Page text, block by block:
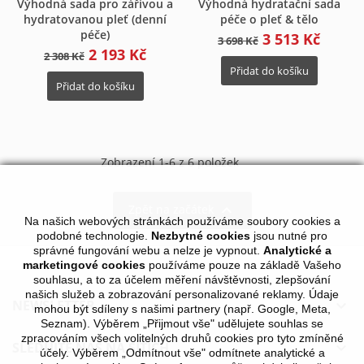
Výhodná sada pro zářivou a
hydratovanou pleť (denní
péče)
2 308 Kč 2 193 Kč
Přidat do košíku
Výhodná hydratační sada
péče o pleť & tělo
3 698 Kč 3 513 Kč
Přidat do košíku
Zobrazení 1-6 z 6 položek
NEWSLETTER 
SLEDUJTE NÁS NA SÍTÍCH 
Na našich webových stránkách používáme soubory cookies a
podobné technologie. Nezbytné cookies jsou nutné pro
správné fungování webu a nelze je vypnout. Analytické a
marketingové cookies používáme pouze na základě Vašeho
souhlasu, a to za účelem měření návštěvnosti, zlepšování
našich služeb a zobrazování personalizované reklamy. Údaje
mohou být sdíleny s našimi partnery (např. Google, Meta,
Seznam). Výběrem „Přijmout vše" udělujete souhlas se
zpracováním všech volitelných druhů cookies pro tyto zmíněné
účely. Výběrem „Odmítnout vše" odmítnete analytické a